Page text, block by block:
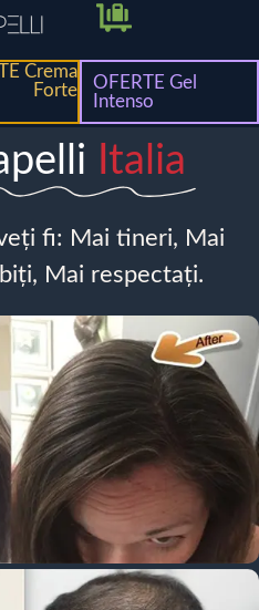
Crema
Forte
OFERTE Gel
Intenso
Italia
fi: Mai tineri, Mai
Mai respectați.